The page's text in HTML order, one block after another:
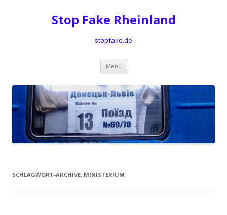
Stop Fake Rheinland
stopfake.de
Menü Springe
Inhalt
SCHLAGWORT-ARCHIVE: MINISTERIUM